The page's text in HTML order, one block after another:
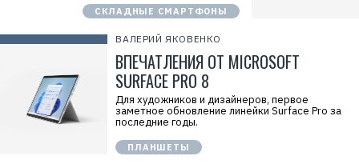
СКЛАДНЫЕ СМАРТФОНЫ
ВАЛЕРИЙ ЯКОВЕНКО
ВПЕЧАТЛЕНИЯ ОТ MICROSOFT
SURFACE PRO 8
Для художников и дизайнеров, первое
заметное обновление линейки Surface Pro за
последние годы.
ПЛАНШЕТЫ